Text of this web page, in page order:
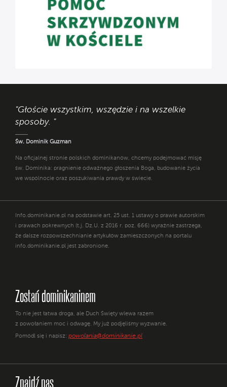
"Głoście wszystkim, wszędzie i na wszelkie
sposoby. "
Św. Dominik Guzman
Na oficjalnej stronie polskich dominikanów, chcemy podejmować misję
św. Dominika: pragnienie odważnego głoszenia Boga, budowanie życia
we wspólnocie oraz poszukiwania prawdy w świecie.
Info.dominikanie.pl na podstawie art. 25 ust. 1 ustawy o prawie autorskim
i prawach pokrewnych (t.j. Dz.U. z 2016 r. poz. 666) wyraźnie zastrzega,
że dalsze rozpowszechnianie artykułów zamieszczonych na portalu
info.dominikanie.pl jest zabronione.
Zostań dominikaninem
To nie jest łatwa droga, ale Duch Święty wlewa razem
z powołaniem moc i odwagę. My już podjęliśmy wyzwanie.
Pomódl się i napisz: powolania@dominikanie.pl
Znajdź nas